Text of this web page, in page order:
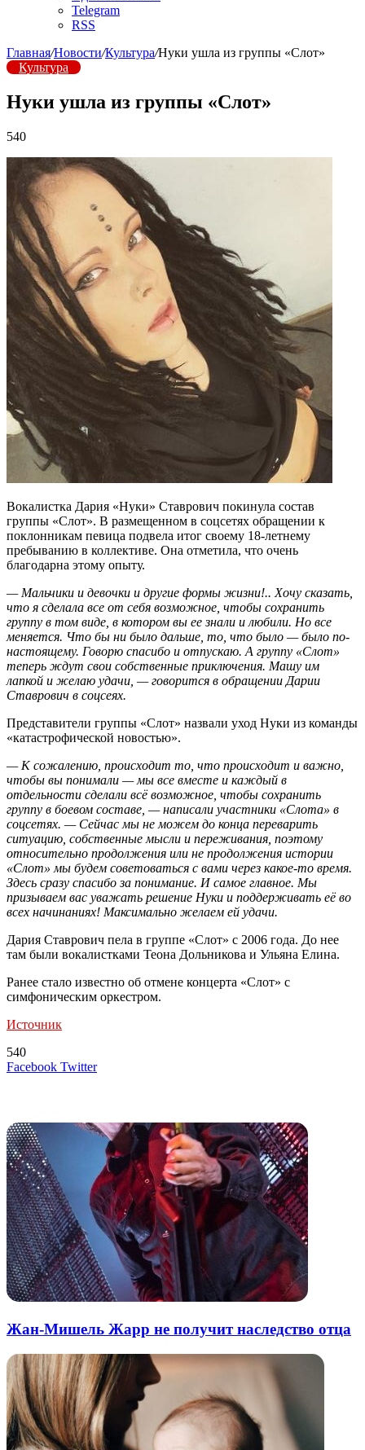
Telegram
RSS
Главная/Новости/Культура/Нуки ушла из группы «Слот»
Культура
Нуки ушла из группы «Слот»
540
Вокалистка Дария «Нуки» Ставрович покинула состав
группы «Слот». В размещенном в соцсетях обращении к
поклонникам певица подвела итог своему 18-летнему
пребыванию в коллективе. Она отметила, что очень
благодарна этому опыту.
— Мальчики и девочки и другие формы жизни!.. Хочу сказать,
что я сделала все от себя возможное, чтобы сохранить
группу в том виде, в котором вы ее знали и любили. Но все
меняется. Что бы ни было дальше, то, что было — было по-
настоящему. Говорю спасибо и отпускаю. А группу «Слот»
теперь ждут свои собственные приключения. Машу им
лапкой и желаю удачи, — говорится в обращении Дарии
Ставрович в соцсеях.
Представители группы «Слот» назвали уход Нуки из команды
«катастрофической новостью».
— К сожалению, происходит то, что происходит и важно,
чтобы вы понимали — мы все вместе и каждый в
отдельности сделали всё возможное, чтобы сохранить
группу в боевом составе, — написали участники «Слота» в
соцсетях. — Сейчас мы не можем до конца переварить
ситуацию, собственные мысли и переживания, поэтому
относительно продолжения или не продолжения истории
«Слот» мы будем советоваться с вами через какое-то время.
Здесь сразу спасибо за понимание. И самое главное. Мы
призываем вас уважать решение Нуки и поддерживать её во
всех начинаниях! Максимально желаем ей удачи.
Дария Ставрович пела в группе «Слот» с 2006 года. До нее
там были вокалистками Теона Дольникова и Ульяна Елина.
Ранее стало известно об отмене концерта «Слот» с
симфоническим оркестром.
Источник
540
Facebook TwitterLinkedIn
Tumblr
Reddit
Вконтакте
Одноклассники
Skype
Messenger
Messenger
WhatsApp
Telegram
Viber
Line
Поделиться
Печатать
Жан-Мишель Жарр не получит наследство отца